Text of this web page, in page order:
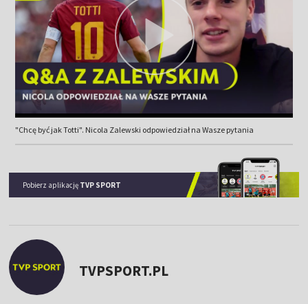
"Chcę być jak Totti". Nicola Zalewski odpowiedział na Wasze pytania
Pobierz aplikację TVP SPORT
TVPSPORT.PL